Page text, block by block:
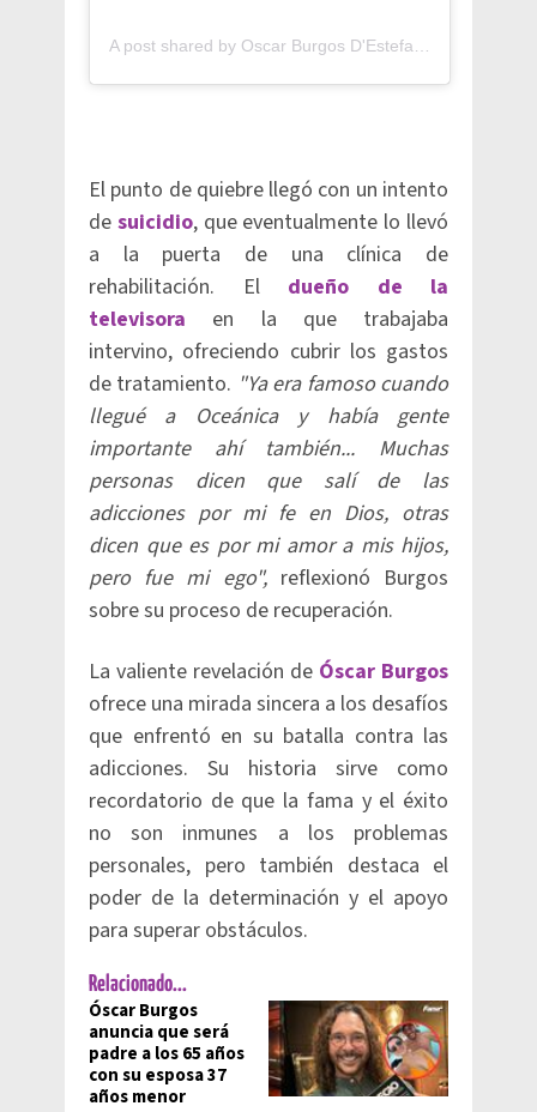
A post shared by Oscar Burgos D'Estefano (@oscarburgostv)
El punto de quiebre llegó con un intento
de suicidio, que eventualmente lo llevó
a la puerta de una clínica de
rehabilitación. Eldueño de la
televisora en la que trabajaba
intervino, ofreciendo cubrir los gastos
de tratamiento. "Ya era famoso cuando
llegué a Oceánica y había gente
importante ahí también... Muchas
personas dicen que salí de las
adicciones por mi fe en Dios, otras
dicen que es por mi amor a mis hijos,
pero fue mi ego", reflexionó Burgos
sobre su proceso de recuperación.
La valiente revelación de Óscar Burgos
ofrece una mirada sincera a los desafíos
que enfrentó en su batalla contra las
adicciones. Su historia sirve como
recordatorio de que la fama y el éxito
no son inmunes a los problemas
personales, pero también destaca el
poder de la determinación y el apoyo
para superar obstáculos.
Relacionado...
Óscar Burgos
anuncia que será
padre a los 65 años
con su esposa 37
años menor